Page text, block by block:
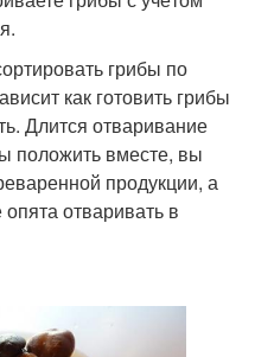
грибы по
как готовить грибы
Длится отваривание
положить вместе, вы
продукции, а
отваривать в